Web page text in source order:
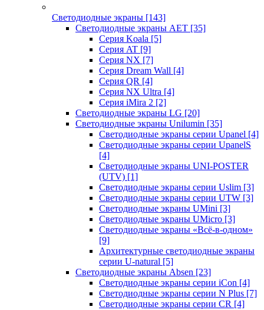
Светодиодные экраны [143]
Светодиодные экраны AET [35]
Cерия Koala [5]
Серия AT [9]
Серия NX [7]
Серия Dream Wall [4]
Серия QR [4]
Серия NX Ultra [4]
Серия iMira 2 [2]
Светодиодные экраны LG [20]
Светодиодные экраны Unilumin [35]
Светодиодные экраны серии Upanel [4]
Светодиодные экраны серии UpanelS
[4]
Светодиодные экраны UNI-POSTER
(UTV) [1]
Светодиодные экраны серии Uslim [3]
Светодиодные экраны серии UTW [3]
Светодиодные экраны UMini [3]
Светодиодные экраны UMicro [3]
Светодиодные экраны «Всё-в-одном»
[9]
Архитектурные светодиодные экраны
серии U-natural [5]
Светодиодные экраны Absen [23]
Светодиодные экраны серии iCon [4]
Светодиодные экраны серии N Plus [7]
Светодиодные экраны серии CR [4]